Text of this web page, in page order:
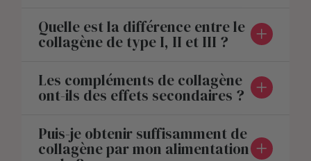
Quelle est la différence entre le
collagène de type I, II et III ?
Les compléments de collagène
ont-ils des effets secondaires ?
Puis-je obtenir suffisamment de
collagène par mon alimentation